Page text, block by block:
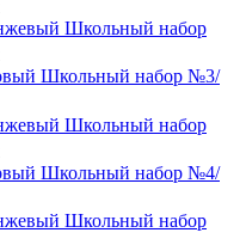
Школьный набор
Школьный набор №3/
Школьный набор
Школьный набор №4/
Школьный набор